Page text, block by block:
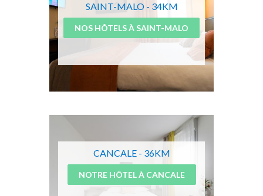
SAINT-MALO - 34KM
NOS HÔTELS À SAINT-MALO
CANCALE - 36KM
NOTRE HÔTEL À CANCALE